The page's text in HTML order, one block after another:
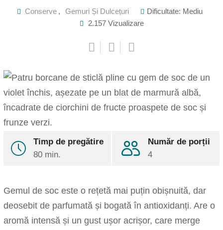
Conserve , Gemuri Și Dulcețuri
Dificultate: Mediu
2.157 Vizualizare
via
Email
Print
Timp de pregătire
80 min.
Număr de porții
4
Gemul de soc este o rețetă mai puțin obișnuită, dar
deosebit de parfumată și bogată în antioxidanți. Are o
aromă intensă și un gust ușor acrișor, care merge